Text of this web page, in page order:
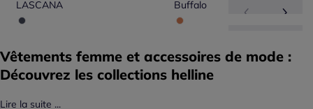
LASCANA Buffalo
Vêtements femme et accessoires de mode :
Découvrez les collections helline
Lire la suite ...